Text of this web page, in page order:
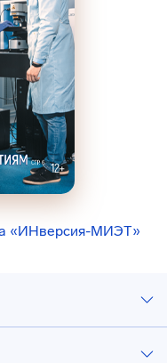
«ИНверсия-МИЭТ»